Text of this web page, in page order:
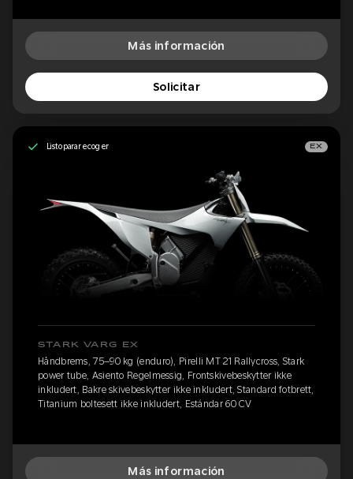
Más información
Solicitar
Listo para recoger EX
STARK VARG EX
Håndbrems, 75–90 kg (enduro), Pirelli MT 21 Rallycross, Stark
power tube, Asiento Regelmessig, Frontskivebeskytter ikke
inkludert, Bakre skivebeskytter ikke inkludert, Standard fotbrett,
Titanium boltesett ikke inkludert, Estándar 60 CV
Más información